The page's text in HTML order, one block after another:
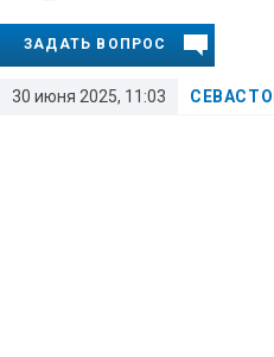
30 июня 2025, 11:03
ЗАДАТЬ ВОПРОС